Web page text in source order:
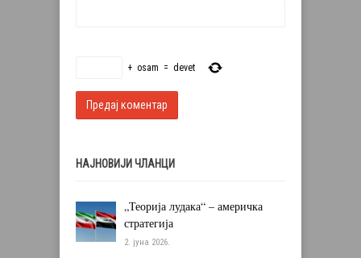
+ osam = devet
НАЈНОВИЈИ ЧЛАНЦИ
„Теорија лудака“ – америчка
стратегија
2. јуна 2026.